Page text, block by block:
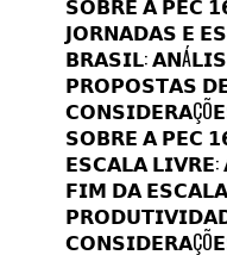
𝗦𝗢𝗕𝗥𝗘 𝗔 𝗣𝗘𝗖
𝗝𝗢𝗥𝗡𝗔𝗗𝗔𝗦 𝗘
𝗕𝗥𝗔𝗦𝗜𝗟:
𝗣𝗥𝗢𝗣𝗢𝗦𝗧𝗔𝗦
𝗦𝗢𝗕𝗥𝗘 𝗔 𝗣𝗘𝗖
𝗘𝗦𝗖𝗔𝗟𝗔 𝗟𝗜𝗩𝗥𝗘:
𝗙𝗜𝗠 𝗗𝗔